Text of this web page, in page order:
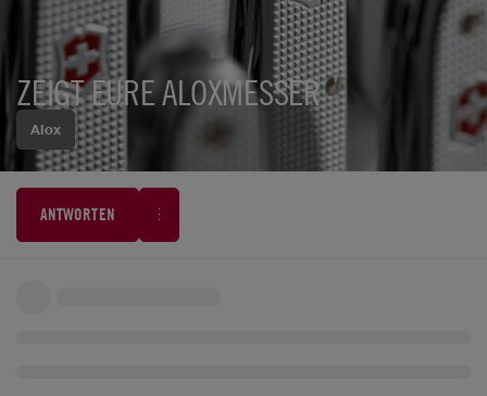
Alox
ZEIGT EURE ALOXMESSER
ANTWORTEN